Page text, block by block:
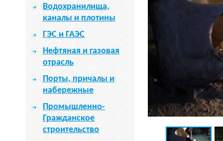
Водохранилища,
каналы и плотины
ГЭС и ГАЭС
Нефтяная и газовая
отрасль
Порты, причалы и
набережные
Промышленно-
Гражданское
строительство